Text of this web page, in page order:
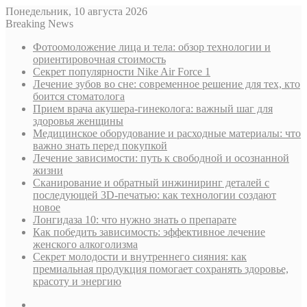
Понедельник, 10 августа 2026
Breaking News
Фотоомоложение лица и тела: обзор технологии и
ориентировочная стоимость
Секрет популярности Nike Air Force 1
Лечение зубов во сне: современное решение для тех, кто
боится стоматолога
Прием врача акушера-гинеколога: важный шаг для
здоровья женщины
Медицинское оборудование и расходные материалы: что
важно знать перед покупкой
Лечение зависимости: путь к свободной и осознанной
жизни
Сканирование и обратный инжиниринг деталей с
последующей 3D-печатью: как технологии создают
новое
Лонгидаза 10: что нужно знать о препарате
Как победить зависимость: эффективное лечение
женского алкоголизма
Секрет молодости и внутреннего сияния: как
премиальная продукция помогает сохранять здоровье,
красоту и энергию